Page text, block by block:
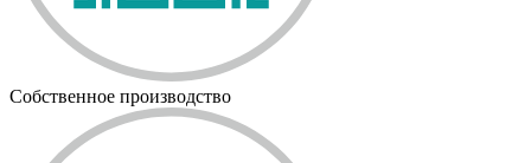
Собственное производство